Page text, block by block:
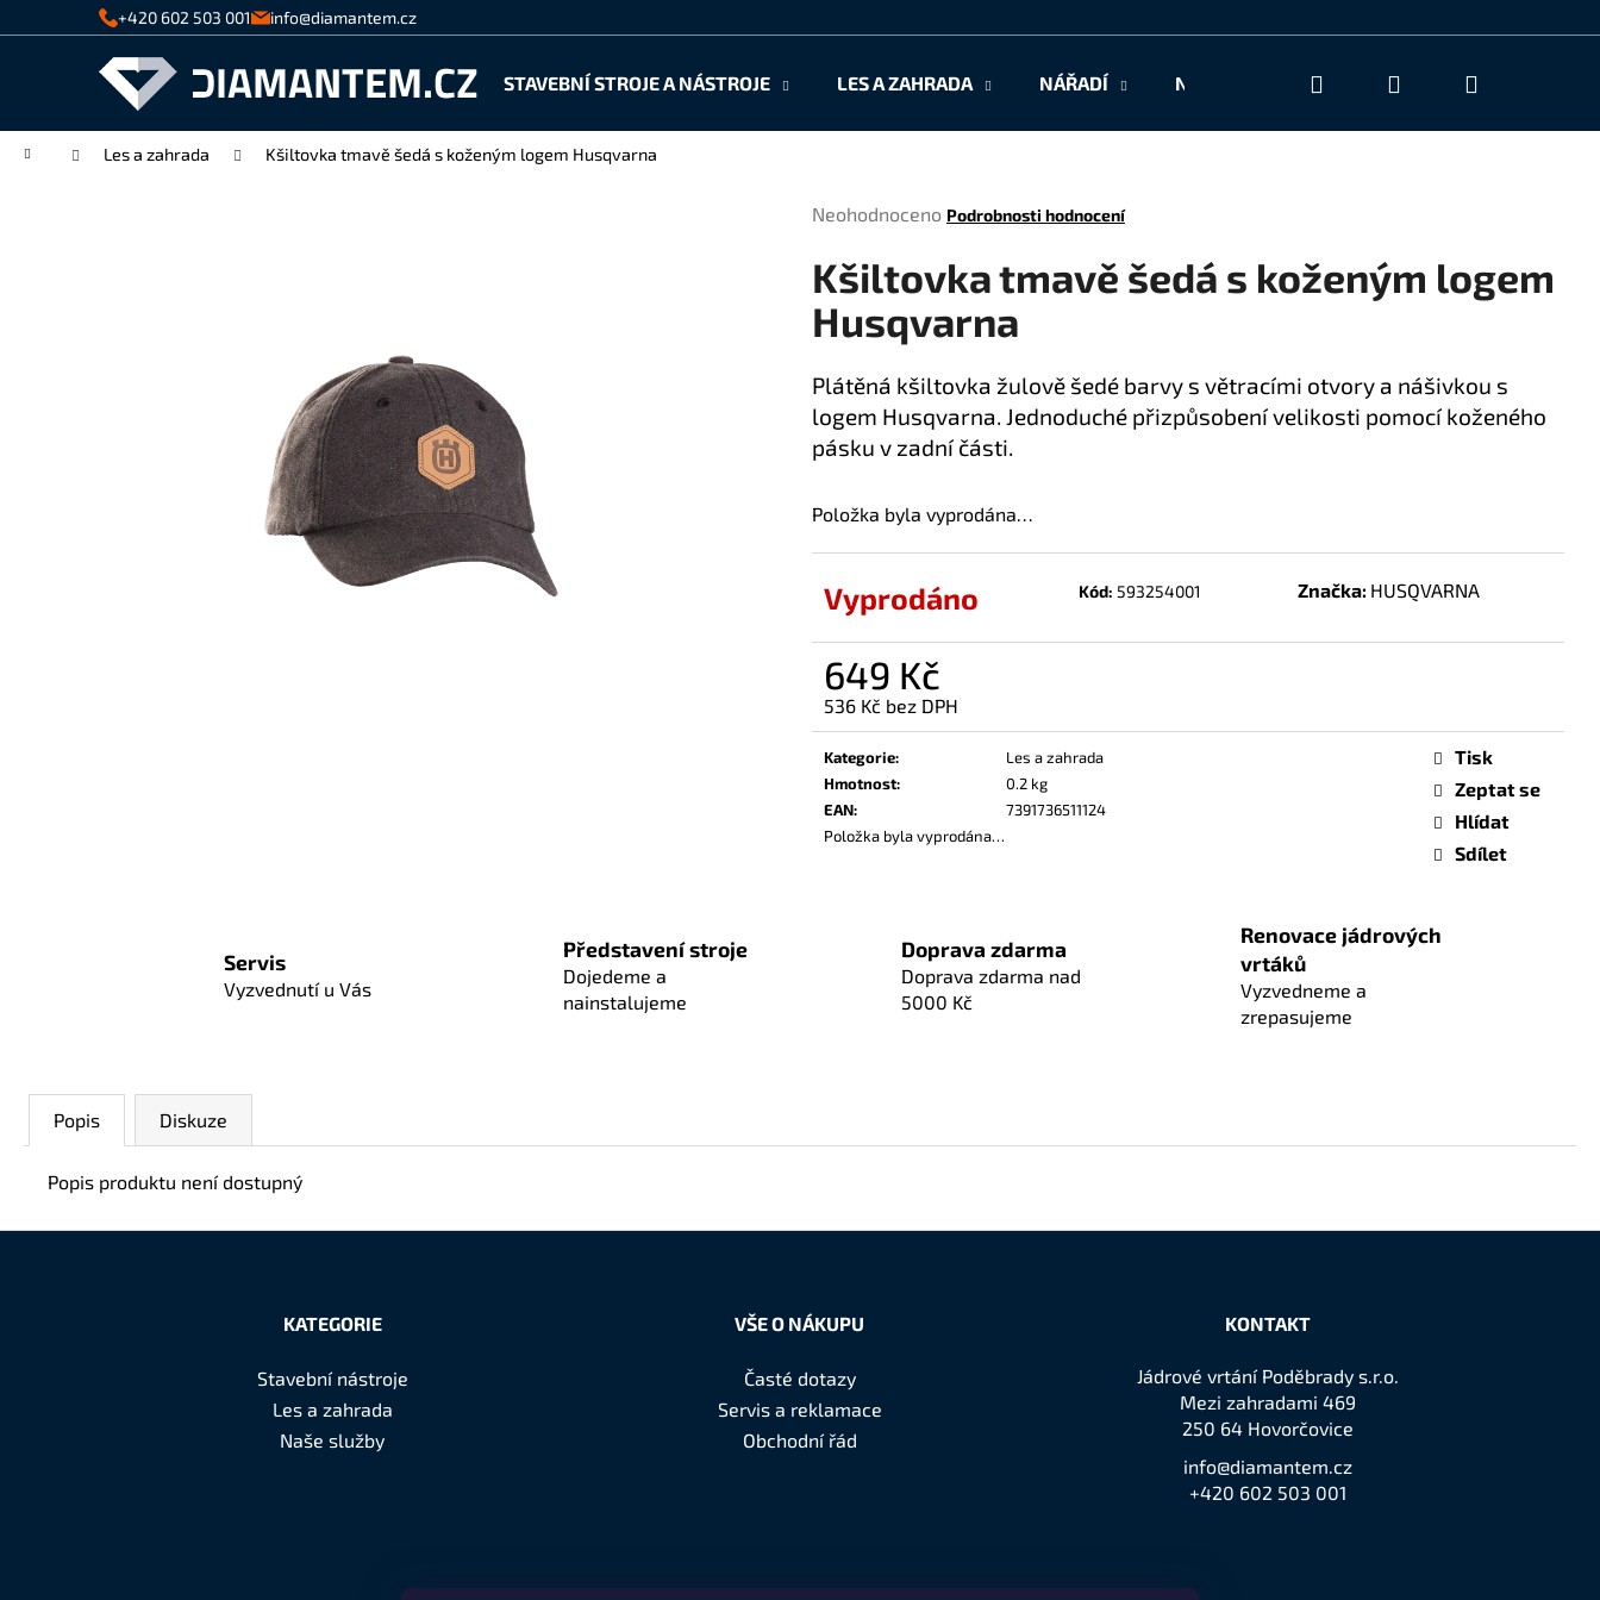
na
+420 602 503 001 info@diamantem.cz
STAVEBNÍ STROJE A NÁSTROJE LES A ZAHRADA NÁŘADÍ NAŠE SLUŽBY KONTAKT
Hledat Přihlášení
Domů Les a zahrada Kšiltovka tmavě šedá s koženým logem Husqvarna
Průměrné
produktu
je
0,0
z
hvězdiček.
Neohodnoceno Podrobnosti hodnocení
Kšiltovka tmavě šedá s koženým logem
Husqvarna
Plátěná kšiltovka žulově šedé barvy s větracími otvory a nášivkou s
logem Husqvarna. Jednoduché přizpůsobení velikosti pomocí koženého
pásku v zadní části.
Položka byla vyprodána…
Vyprodáno Kód: 593254001 Značka: HUSQVARNA
649 Kč
536 Kč bez DPH
Měrná
cena:
Kategorie:
Les a zahrada
Hmotnost:
0.2 kg
EAN:
7391736511124
Položka byla vyprodána…
Tisk
Zeptat se
Hlídat
Sdílet
Servis
Vyzvednutí u Vás
Představení stroje
Dojedeme a
nainstalujeme
Doprava zdarma
Doprava zdarma nad
5000 Kč
Renovace jádrových
vrtáků
Vyzvedneme a
zrepasujeme
Popis Diskuze
Popis produktu není dostupný
o
k
Zpět
obchodu
Zpět
obchodu
Co potřebujete najít?
HLEDAT
KATEGORIE
Stavební nástroje
Les a zahrada
Naše služby
VŠE O NÁKUPU
Časté dotazy
Servis a reklamace
Obchodní řád
KONTAKT
Jádrové vrtání Poděbrady s.r.o.
Mezi zahradami 469
250 64 Hovorčovice
info@diamantem.cz
+420 602 503 001